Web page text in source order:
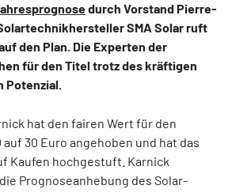
durch Vorstand Pierre-
SMA Solar ruft
den Plan. Die Experten der
für den Titel trotz des kräftigen
Potenzial.
hat den fairen Wert für den
auf 30 Euro angehoben und hat das
Kaufen hochgestuft. Karnick
Prognoseanhebung des Solar-